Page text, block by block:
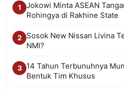
1
Jokowi Minta ASEAN
Rohingya di Rakhine State
2
Sosok New Nissan Livina
NMI?
3
14 Tahun Terbunuhnya
Bentuk Tim Khusus